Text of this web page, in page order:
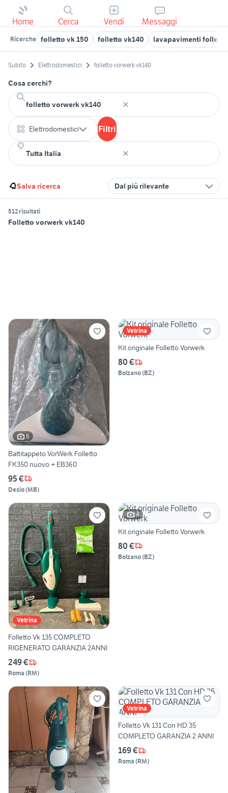
Home Cerca Vendi Messaggi
Ricerche folletto vk 150 folletto vk140 lavapavimenti folletto
Subito Elettrodomestici folletto vorwerk vk140
Cosa cerchi?
Elettrodomestici Filtri
Salva ricerca Dal più rilevante
512 risultati
Folletto vorwerk vk140
6
Battitappeto VorWerk Folletto
FK350 nuovo + EB360
95 €
Desio(MB)
Vetrina
Kit originale Folletto Vorwerk
80 €
Bolzano(BZ)
Vetrina
Folletto Vk 135 COMPLETO
RIGENERATO GARANZIA 2ANNI
249 €
Roma (RM)
4
Kit originale Folletto Vorwerk
80 €
Bolzano(BZ)
Vetrina
Folletto Vk 131 Con HD 35
COMPLETO GARANZIA 2 ANNI
169 €
Roma (RM)